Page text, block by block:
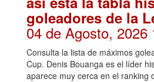
goleadores de la
04 de Agosto, 2026
Consulta la lista de máximos
Cup. Denis Bouanga es el líder
aparece muy cerca en el ranking